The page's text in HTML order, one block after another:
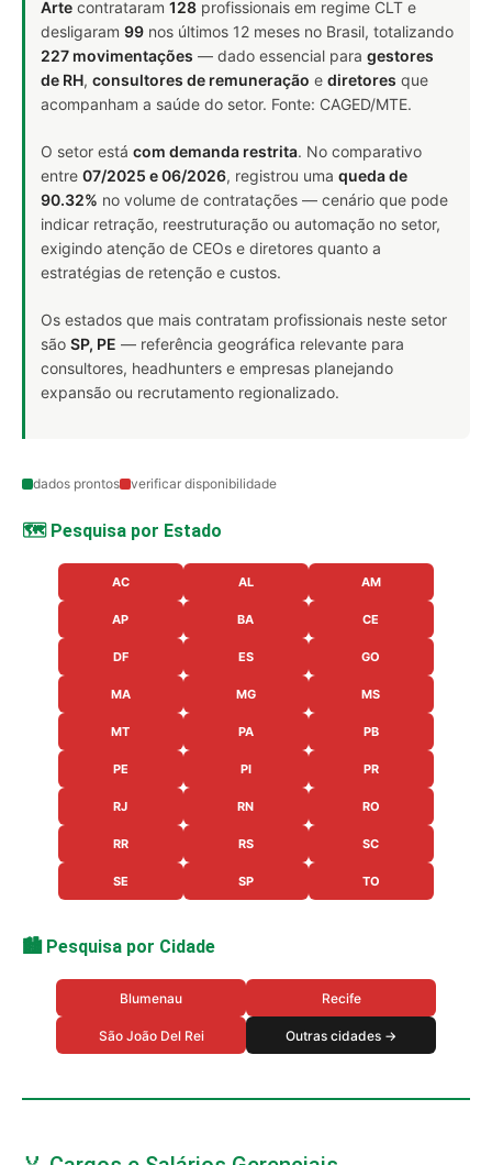
Arte contrataram 128 profissionais em regime CLT e
desligaram 99 nos últimos 12 meses no Brasil, totalizando
227 movimentações — dado essencial para gestores
de RH, consultores de remuneração e diretores que
acompanham a saúde do setor. Fonte: CAGED/MTE.
O setor está com demanda restrita. No comparativo
entre 07/2025 e 06/2026, registrou uma queda de
90.32% no volume de contratações — cenário que pode
indicar retração, reestruturação ou automação no setor,
exigindo atenção de CEOs e diretores quanto a
estratégias de retenção e custos.
Os estados que mais contratam profissionais neste setor
são SP, PE — referência geográfica relevante para
consultores, headhunters e empresas planejando
expansão ou recrutamento regionalizado.
dados prontos verificar disponibilidade
🗺️ Pesquisa por Estado
AC AL AM
AP BA CE
DF ES GO
MA MG MS
MT PA PB
PE PI PR
RJ RN RO
RR RS SC
SE SP TO
🏙️ Pesquisa por Cidade
Blumenau Recife
São João Del Rei Outras cidades →